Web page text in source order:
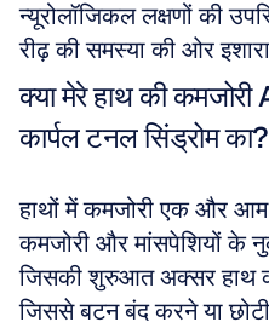
न्यूरोलॉजिकल लक्षणों की
रीढ़ की समस्या की ओर
क्या मेरे हाथ की
कार्पल टनल सिंड्रोम का?
हाथों में कमजोरी एक और
कमजोरी और मांसपेशियों के
जिसकी शुरुआत अक्सर हाथ
जिससे बटन बंद करने या